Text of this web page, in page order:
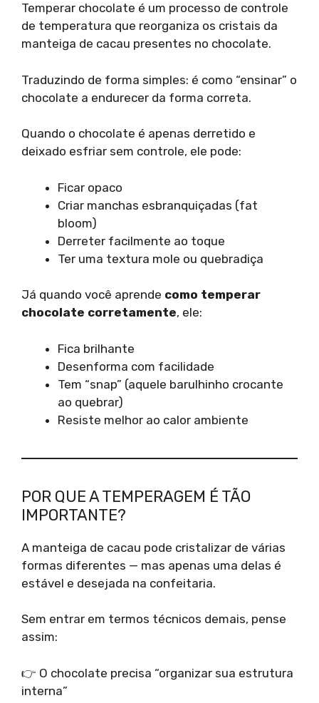
Temperar chocolate é um processo de controle
de temperatura que reorganiza os cristais da
manteiga de cacau presentes no chocolate.
Traduzindo de forma simples: é como “ensinar” o
chocolate a endurecer da forma correta.
Quando o chocolate é apenas derretido e
deixado esfriar sem controle, ele pode:
Ficar opaco
Criar manchas esbranquiçadas (fat
bloom)
Derreter facilmente ao toque
Ter uma textura mole ou quebradiça
Já quando você aprende como temperar
chocolate corretamente, ele:
Fica brilhante
Desenforma com facilidade
Tem “snap” (aquele barulhinho crocante
ao quebrar)
Resiste melhor ao calor ambiente
POR QUE A TEMPERAGEM É TÃO
IMPORTANTE?
A manteiga de cacau pode cristalizar de várias
formas diferentes — mas apenas uma delas é
estável e desejada na confeitaria.
Sem entrar em termos técnicos demais, pense
assim:
👉 O chocolate precisa “organizar sua estrutura
interna”